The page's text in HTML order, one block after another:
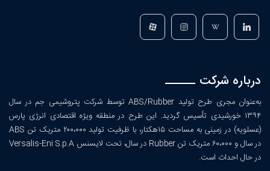
درباره شرکت
به‌عنوان مجری طرح تولید ABS/Rubber توسط شرکت پتروشیمی جم در سال
۱۳۹۴ خورشیدی تأسیس گردید. این طرح در منطقه ویژه اقتصادی انرژی پارس
(عسلویه) در زمینی به مساحت ۱۵هکتار، با ظرفیت تولید ۲۰۰،۰۰۰ متریک تن ABS
در سال و ۶۰،۰۰۰ متریک تن Rubber در سال، تحت لایسنس Versalis-Eni S.p.A
در حال احداث است.